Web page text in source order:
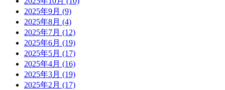
2025年9月 (9)
2025年8月 (4)
2025年7月 (12)
2025年6月 (19)
2025年5月 (17)
2025年4月 (16)
2025年3月 (19)
2025年2月 (17)